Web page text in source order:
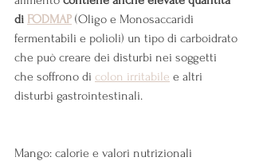
di FODMAP (Oligo e Monosaccaridi
fermentabili e polioli) un tipo di carboidrato
che può creare dei disturbi nei soggetti
che soffrono di colon irritabile e altri
disturbi gastrointestinali.
Mango: calorie e valori nutrizionali